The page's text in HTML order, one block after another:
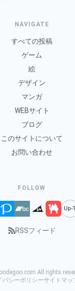
NAVIGATE
すべての投稿
ゲーム
絵
デザイン
マンガ
WEBサイト
ブログ
このサイトについて
お問い合わせ
FOLLOW
Up-
RSSフィード
All rights
バシーポリシーサイトマッ